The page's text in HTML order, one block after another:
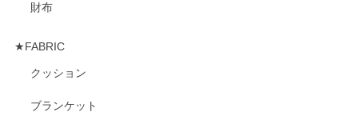
財布
★FABRIC
クッション
ブランケット